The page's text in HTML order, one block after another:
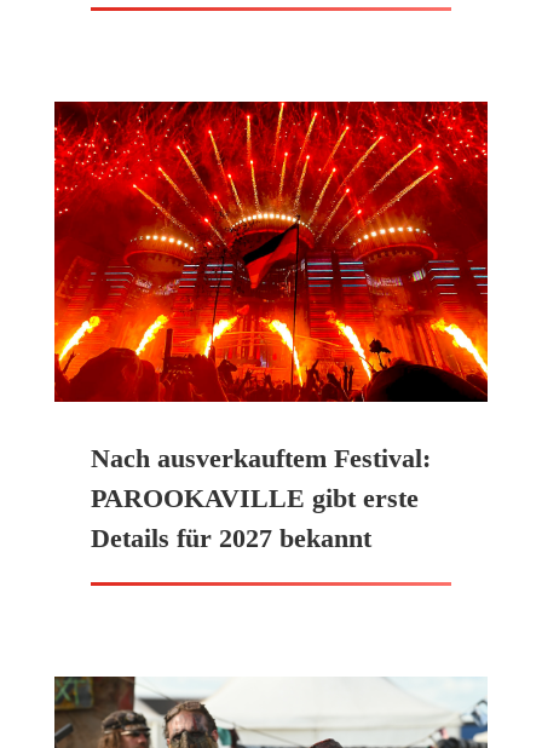
Nach ausverkauftem Festival:
PAROOKAVILLE gibt erste
Details für 2027 bekannt